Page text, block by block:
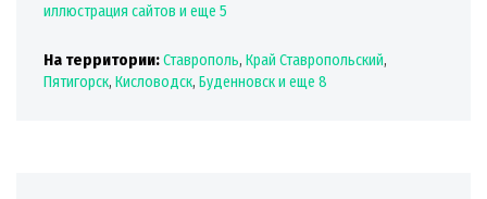
иллюстрация сайтов и еще 5
На территории:Ставрополь, Край Ставропольский,
Пятигорск, Кисловодск, Буденновски еще 8